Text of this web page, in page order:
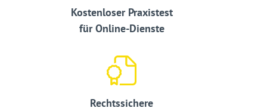
Kostenloser Praxistest
für Online-Dienste
Rechtssichere